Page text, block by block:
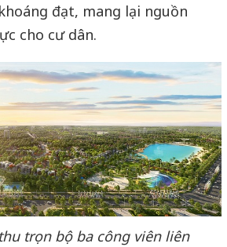
đạt, mang lại nguồn
cho cư dân.
trọn bộ ba công viên liên